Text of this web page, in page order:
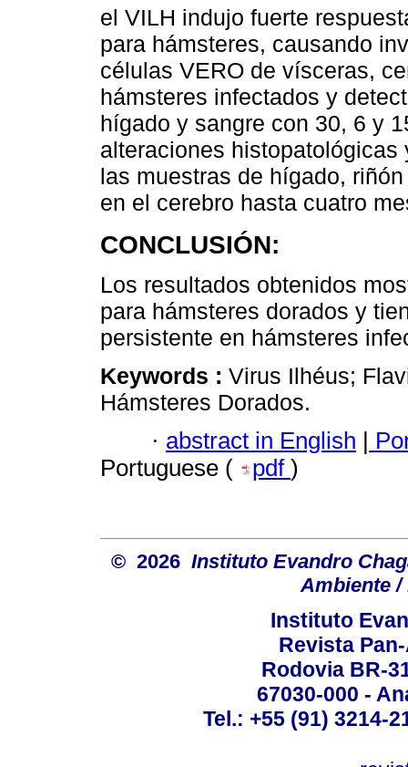
el VILH indujo fuerte
para hámsteres, causando
células VERO de vísceras,
hámsteres infectados y
hígado y sangre con 30, 6 y
alteraciones
las muestras de hígado,
en el cerebro hasta cuatro
CONCLUSIÓN:
Los resultados obtenidos
para hámsteres dorados y
persistente en hámsteres
Keywords : Virus Ilhéus;
Hámsteres Dorados.
· abstract in English
Portuguese (
pdf )
© 2026 Instituto Evandro
Ambiente /
Instituto
Revista
Rodovia BR-
67030-000 -
Tel.: +55 (91) 3214-